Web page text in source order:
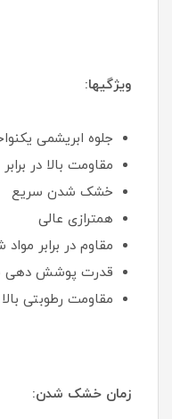
ویژگیها:
جلوه ابریشمی
مقاومت بالا در
خشک شدن سریع
همترازی عالی
مقاوم در برابر
قدرت پوشش دهی
مقاومت رطوبتی بالا
زمان خشک شدن: